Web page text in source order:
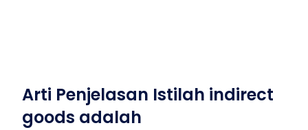
Arti Penjelasan Istilah indirect
goods adalah